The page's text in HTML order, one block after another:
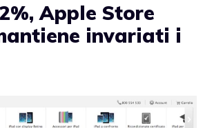
Apple Store
invariati i